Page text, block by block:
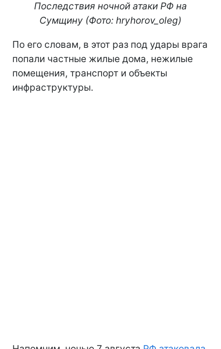
Последствия ночной атаки РФ на
Сумщину (Фото: hryhorov_oleg)
По его словам, в этот раз под удары врага
попали частные жилые дома, нежилые
помещения, транспорт и объекты
инфраструктуры.